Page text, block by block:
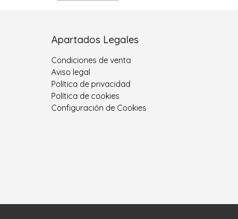
Apartados Legales
Condiciones de venta
Aviso legal
Política de privacidad
Política de cookies
Configuración de Cookies